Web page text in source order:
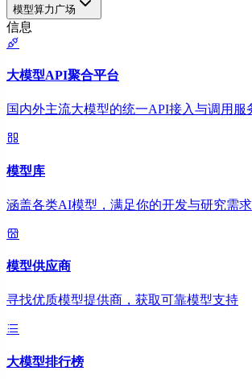
模型算力广场
信息
大模型API聚合平台
国内外主流大模型的统一API接入与调用服
模型库
涵盖各类AI模型，满足你的开发与研究需求
模型供应商
寻找优质模型提供商，获取可靠模型支持
大模型排行榜